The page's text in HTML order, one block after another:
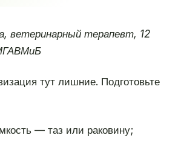
ветеринарный терапевт, 12
тут лишние. Подготовьте
— таз или раковину;